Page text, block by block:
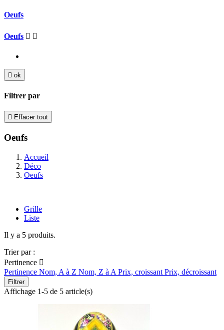
Oeufs
Oeufs  
 ok
Filtrer par
 Effacer tout
Oeufs
Accueil
Déco
Oeufs
Grille
Liste
Il y a 5 produits.
Trier par :
Pertinence 
Pertinence Nom, A à Z Nom, Z à A Prix, croissant Prix, décroissant
Filtrer
Affichage 1-5 de 5 article(s)